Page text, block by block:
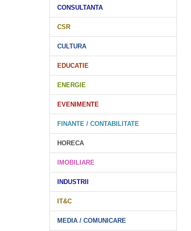
CONSULTANTA
CSR
CULTURA
EDUCATIE
ENERGIE
EVENIMENTE
FINANTE / CONTABILITATE
HORECA
IMOBILIARE
INDUSTRII
IT&C
MEDIA / COMUNICARE